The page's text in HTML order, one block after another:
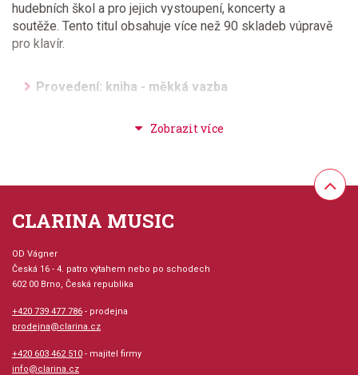
hudebních škol a pro jejich vystoupení, koncerty a
soutěže. Tento titul obsahuje více než 90 skladeb vúpravě
pro klavír.
Provedení: kniha - měkká vazba
Série: Repertoire for Music School
duchovní hudba
Velikost (rozměr): 23 x 30 cm
Počet skladeb: 92
Počet stran: 72
CLARINA MUSIC
OD Vágner
Česká 16 - 4. patro výtahem nebo po schodech
602 00 Brno, Česká republika
+420 739 477 786 - prodejna
prodejna@clarina.cz
+420 603 462 510 - majitel firmy
info@clarina.cz